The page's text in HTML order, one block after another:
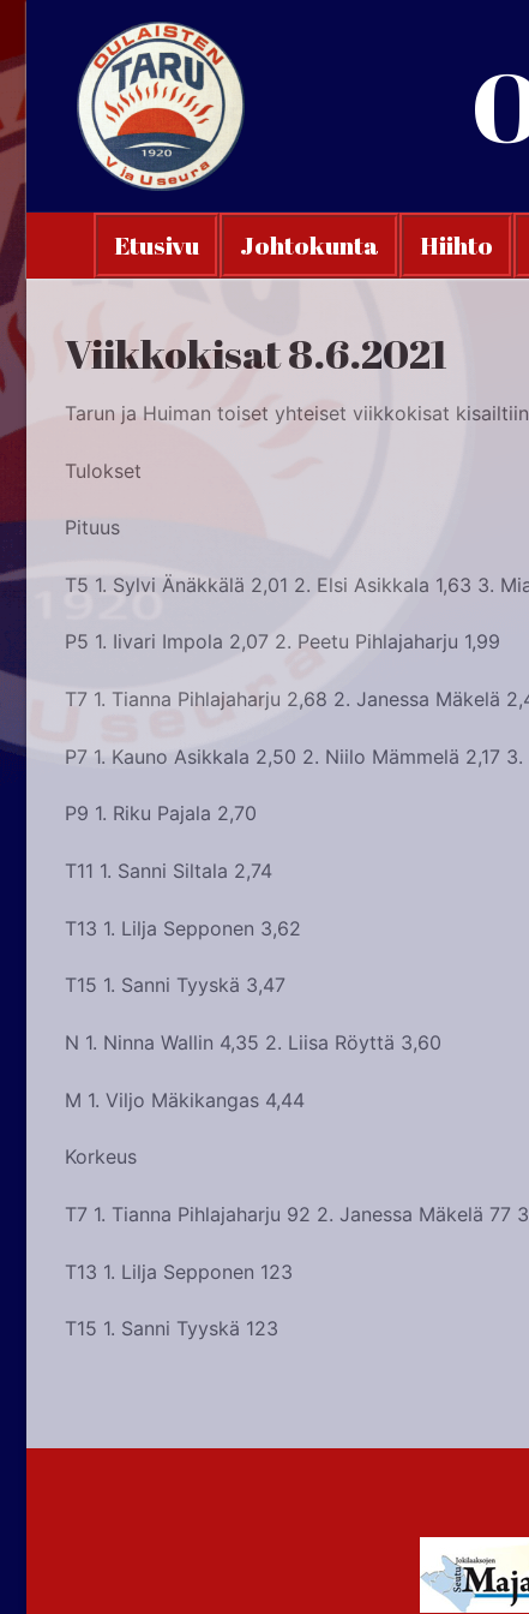
sisältöön
Etusivu Johtokunta Hiihto
Viikkokisat 8.6.2021
Tarun ja Huiman toiset yhteiset viikkokisat
Tulokset
Pituus
T5 1. Sylvi Änäkkälä 2,01 2. Elsi Asikkala 1,63 3.
P5 1. Iivari Impola 2,07 2. Peetu Pihlajaharju 1,99
T7 1. Tianna Pihlajaharju 2,68 2. Janessa Mäkelä
P7 1. Kauno Asikkala 2,50 2. Niilo Mämmelä 2,17
P9 1. Riku Pajala 2,70
T11 1. Sanni Siltala 2,74
T13 1. Lilja Sepponen 3,62
T15 1. Sanni Tyyskä 3,47
N 1. Ninna Wallin 4,35 2. Liisa Röyttä 3,60
M 1. Viljo Mäkikangas 4,44
Korkeus
T7 1. Tianna Pihlajaharju 92 2. Janessa Mäkelä 77
T13 1. Lilja Sepponen 123
T15 1. Sanni Tyyskä 123